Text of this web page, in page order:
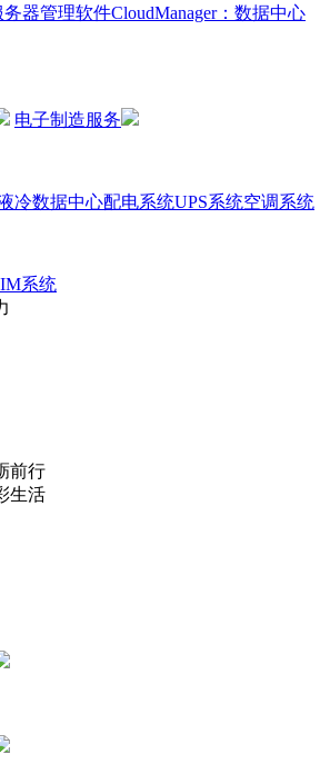
务器管理软件CloudManager：数据中心
电子制造服务
冷数据中心配电系统UPS系统空调系统
系统
前行
生活